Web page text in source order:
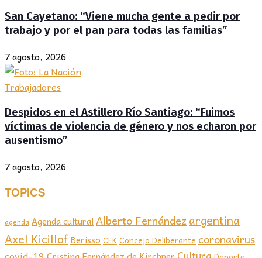
San Cayetano: “Viene mucha gente a pedir por
trabajo y por el pan para todas las familias”
7 agosto, 2026
Trabajadores
Despidos en el Astillero Río Santiago: “Fuimos
víctimas de violencia de género y nos echaron por
ausentismo”
7 agosto, 2026
TOPICS
agenda Agenda culturalAlberto Fernández argentina
Axel Kicillof Berisso CFKConcejo Deliberante coronavirus